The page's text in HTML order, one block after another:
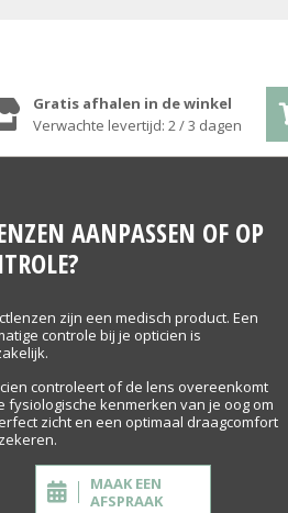
Gratis afhalen in de winkel
Verwachte levertijd: 2 / 3 dagen
AANPASSEN OF OP
zijn een medisch product. Een
controle bij je opticien is
controleert of de lens overeenkomt
fysiologische kenmerken van je oog om
zicht en een optimaal draagcomfort
MAAK EEN
AFSPRAAK